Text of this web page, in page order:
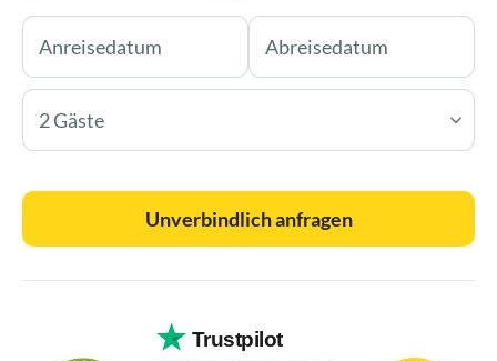
2 Gäste
Unverbindlich anfragen